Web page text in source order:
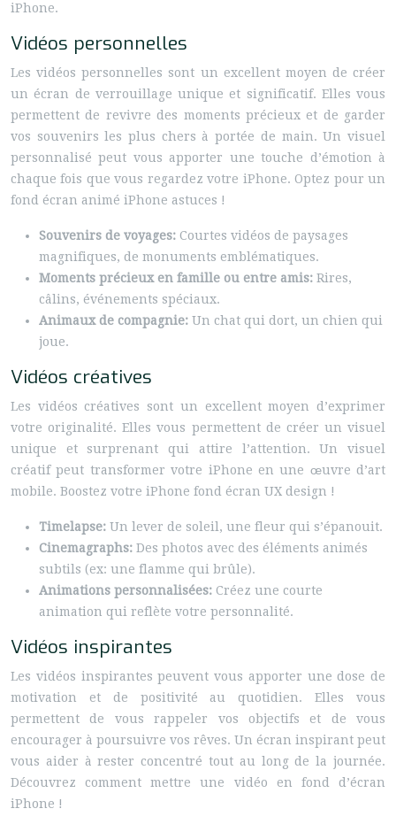
iPhone.
Vidéos personnelles
Les vidéos personnelles sont un excellent moyen de créer
un écran de verrouillage unique et significatif. Elles vous
permettent de revivre des moments précieux et de garder
vos souvenirs les plus chers à portée de main. Un visuel
personnalisé peut vous apporter une touche d’émotion à
chaque fois que vous regardez votre iPhone. Optez pour un
fond écran animé iPhone astuces !
Souvenirs de voyages: Courtes vidéos de paysages
magnifiques, de monuments emblématiques.
Moments précieux en famille ou entre amis: Rires,
câlins, événements spéciaux.
Animaux de compagnie: Un chat qui dort, un chien qui
joue.
Vidéos créatives
Les vidéos créatives sont un excellent moyen d’exprimer
votre originalité. Elles vous permettent de créer un visuel
unique et surprenant qui attire l’attention. Un visuel
créatif peut transformer votre iPhone en une œuvre d’art
mobile. Boostez votre iPhone fond écran UX design !
Timelapse: Un lever de soleil, une fleur qui s’épanouit.
Cinemagraphs: Des photos avec des éléments animés
subtils (ex: une flamme qui brûle).
Animations personnalisées: Créez une courte
animation qui reflète votre personnalité.
Vidéos inspirantes
Les vidéos inspirantes peuvent vous apporter une dose de
motivation et de positivité au quotidien. Elles vous
permettent de vous rappeler vos objectifs et de vous
encourager à poursuivre vos rêves. Un écran inspirant peut
vous aider à rester concentré tout au long de la journée.
Découvrez comment mettre une vidéo en fond d’écran
iPhone !